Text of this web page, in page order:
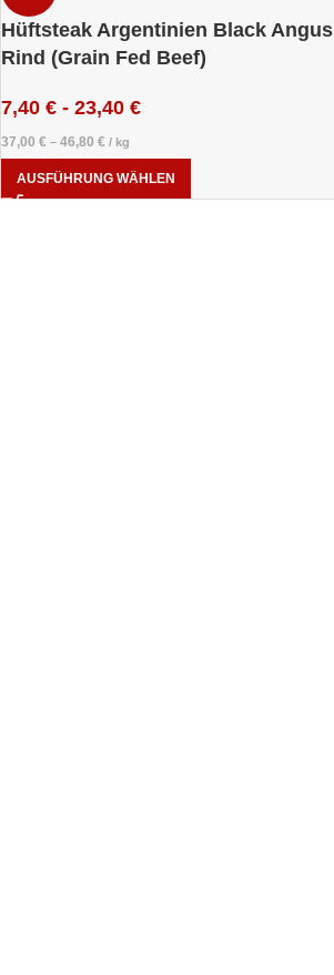
Hüftsteak Argentinien Black Angus
Rind (Grain Fed Beef)
7,40 € - 23,40 €
37,00 € – 46,80 € / kg
AUSFÜHRUNG WÄHLEN